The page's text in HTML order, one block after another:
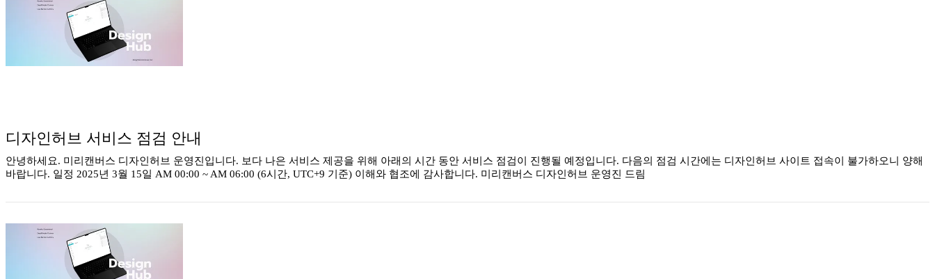
디자인허브 서비스 점검 안내
안녕하세요. 미리캔버스 디자인허브 운영진입니다. 보다 나은 서비스 제공을 위해 아래의 시간 동안 서비스 점검이 진행될 예정입니다. 다음의 점검 시간에는 디자인허브 사이트 접속이 불가하오니 양해
바랍니다. 일정 2025년 3월 15일 AM 00:00 ~ AM 06:00 (6시간, UTC+9 기준) 이해와 협조에 감사합니다. 미리캔버스 디자인허브 운영진 드림